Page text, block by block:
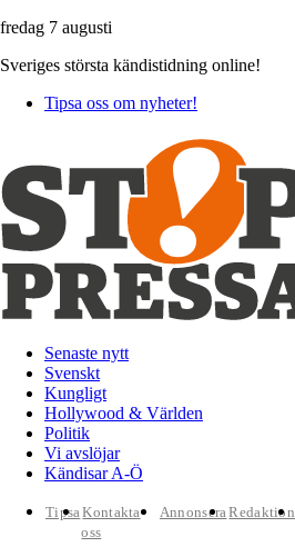
fredag 7 augusti
Sveriges största kändistidning online!
Tipsa oss om nyheter!
Senaste nytt
Svenskt
Kungligt
Hollywood & Världen
Politik
Vi avslöjar
Kändisar A-Ö
TipsaKontakta
oss
AnnonseraRedaktion